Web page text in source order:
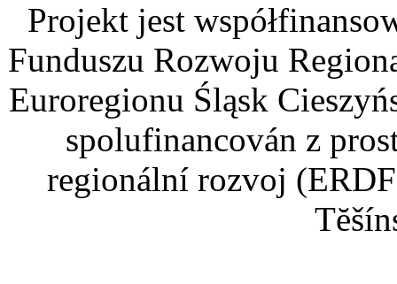
Projekt jest
Funduszu Rozwoju
Euroregionu Śląsk
spolufinancován z
regionální rozvoj